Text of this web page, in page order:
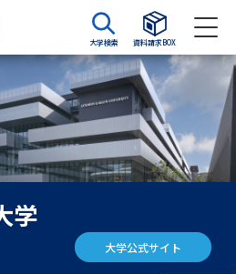
大学検索 資料請求BOX
資料検索
ら請求
大学入学共通テスト利用選抜の
学
大学公式サイト